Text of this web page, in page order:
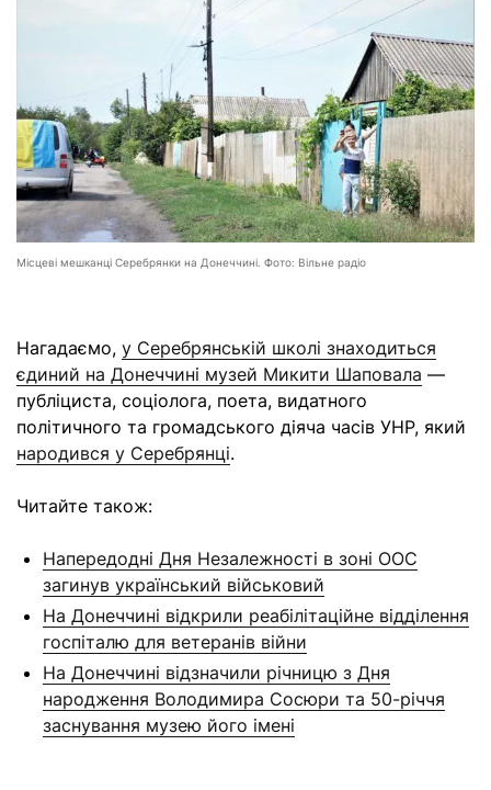
Місцеві мешканці Серебрянки на Донеччині. Фото: Вільне радіо
Нагадаємо, у Серебрянській школі знаходиться
єдиний на Донеччині музей Микити Шаповала —
публіциста, соціолога, поета, видатного
політичного та громадського діяча часів УНР, який
народився у Серебрянці.
Читайте також:
Напередодні Дня Незалежності в зоні ООС
загинув український військовий
На Донеччині відкрили реабілітаційне відділення
госпіталю для ветеранів війни
На Донеччині відзначили річницю з Дня
народження Володимира Сосюри та 50-річчя
заснування музею його імені